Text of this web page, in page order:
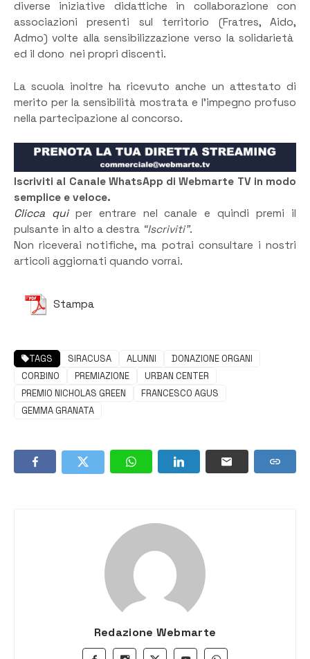
diverse iniziative didattiche in collaborazione con
associazioni presenti sul territorio (Fratres, Aido,
Admo) volte alla sensibilizzazione verso la solidarietà
ed il dono nei propri discenti.
La scuola inoltre ha ricevuto anche un attestato di
merito per la sensibilità mostrata e l’impegno profuso
nella partecipazione al concorso.
Iscriviti al Canale WhatsApp di Webmarte TV in modo
semplice e veloce.
Clicca quiper entrare nel canale e quindi premi il
pulsante in alto a destra “Iscriviti”.
Non riceverai notifiche, ma potrai consultare i nostri
articoli aggiornati quando vorrai.
Stampa
TAGS SIRACUSA ALUNNI
DONAZIONE ORGANI
CORBINO
PREMIAZIONE
URBAN CENTER
PREMIO NICHOLAS GREEN
FRANCESCO AGUS
GEMMA GRANATA
Redazione Webmarte